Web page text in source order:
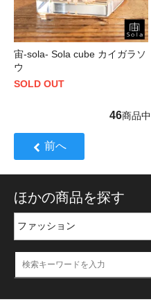
宙-sola- Sola cube カイガラソ
ウ
SOLD OUT
46商品中
前へ
ほかの商品を探す